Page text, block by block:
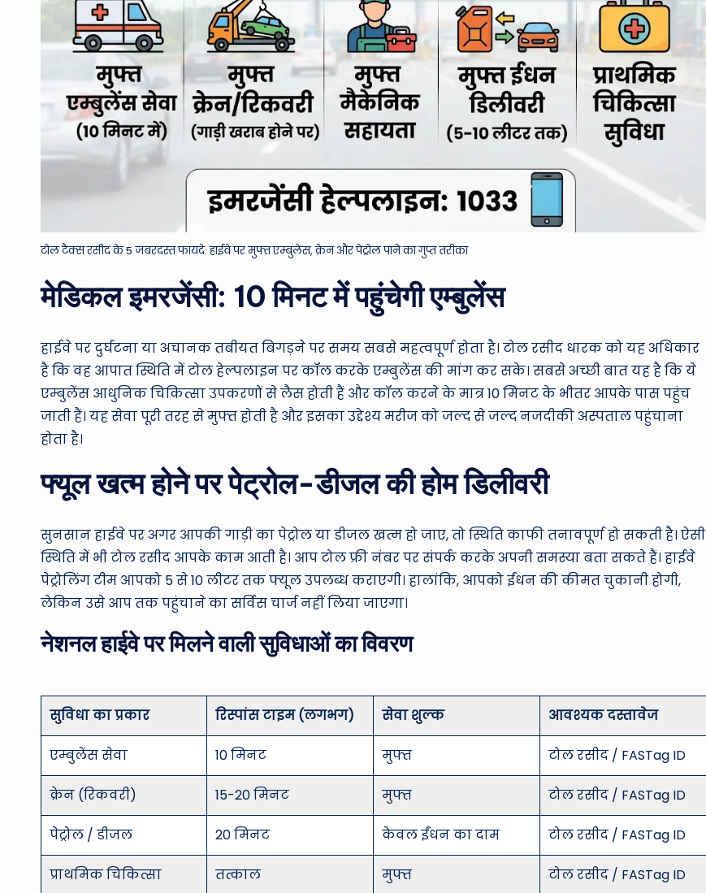
टोल टैक्स रसीद के 5 जबरदस्त फायदे: हाईवे पर मुफ्त एम्बुलेंस, क्रेन और पेट्रोल पाने का गुप्त तरीका
मेडिकल इमरजेंसी: 10 मिनट में पहुंचेगी एम्बुलेंस
हाईवे पर दुर्घटना या अचानक तबीयत बिगड़ने पर समय सबसे महत्वपूर्ण होता है। टोल रसीद धारक को यह अधिकार
है कि वह आपात स्थिति में टोल हेल्पलाइन पर कॉल करके एम्बुलेंस की मांग कर सके। सबसे अच्छी बात यह है कि ये
एम्बुलेंस आधुनिक चिकित्सा उपकरणों से लैस होती हैं और कॉल करने के मात्र 10 मिनट के भीतर आपके पास पहुंच
जाती हैं। यह सेवा पूरी तरह से मुफ्त होती है और इसका उद्देश्य मरीज को जल्द से जल्द नजदीकी अस्पताल पहुंचाना
होता है।
फ्यूल खत्म होने पर पेट्रोल-डीजल की होम डिलीवरी
सुनसान हाईवे पर अगर आपकी गाड़ी का पेट्रोल या डीजल खत्म हो जाए, तो स्थिति काफी तनावपूर्ण हो सकती है। ऐसी
स्थिति में भी टोल रसीद आपके काम आती है। आप टोल फ्री नंबर पर संपर्क करके अपनी समस्या बता सकते हैं। हाईवे
पेट्रोलिंग टीम आपको 5 से 10 लीटर तक फ्यूल उपलब्ध कराएगी। हालांकि, आपको ईंधन की कीमत चुकानी होगी,
लेकिन उसे आप तक पहुंचाने का सर्विस चार्ज नहीं लिया जाएगा।
नेशनल हाईवे पर मिलने वाली सुविधाओं का विवरण
सुविधा का प्रकार रिस्पांस टाइम (लगभग) सेवा शुल्क आवश्यक दस्तावेज
एम्बुलेंस सेवा 10 मिनट मुफ्त टोल रसीद / FASTag ID
क्रेन (रिकवरी) 15-20 मिनट मुफ्त टोल रसीद / FASTag ID
पेट्रोल / डीजल 20 मिनट केवल ईंधन का दाम टोल रसीद / FASTag ID
प्राथमिक चिकित्सा तत्काल मुफ्त टोल रसीद / FASTag ID